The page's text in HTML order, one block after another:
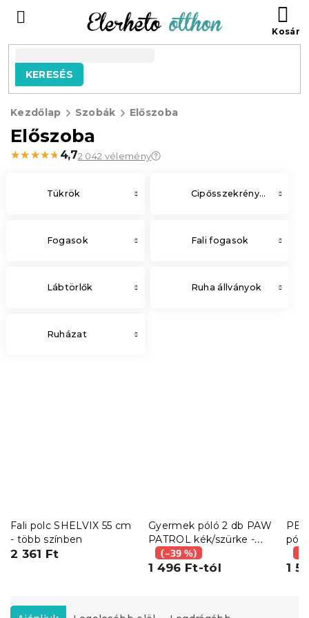
tartalomhoz
KERESÉS
Kezdőlap Szobák Előszoba
Előszoba
★★★★★
★★★★★ 4,72 042 vélemény
Tükrök Cipősszekrények
Fogasok Fali fogasok
Lábtörlők Ruha állványok
Ruházat
Fali polc SHELVIX 55 cm
- több színben
2 361 Ft
Gyermek póló 2 db PAW
PATROL kék/szürke -
különböző méretekben
(–39 %)
1 496 Ft-tól 1
T